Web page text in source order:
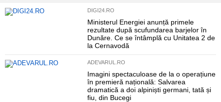
DIGI24.RO
Ministerul Energiei anunță primele
rezultate după scufundarea barjelor în
Dunăre. Ce se întâmplă cu Unitatea 2 de
la Cernavodă
ADEVARUL.RO
Imagini spectaculoase de la o operațiune
în premieră națională: Salvarea
dramatică a doi alpiniști germani, tată și
fiu, din Bucegi